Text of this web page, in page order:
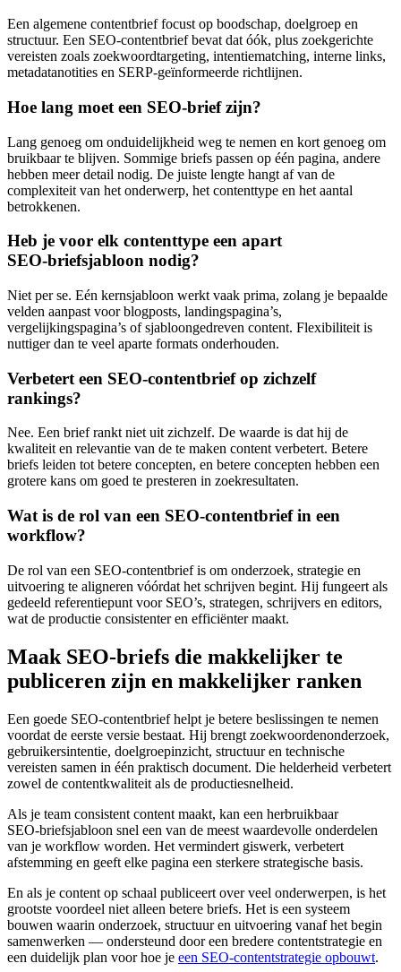
Een algemene contentbrief focust op boodschap, doelgroep en
structuur. Een SEO‑contentbrief bevat dat óók, plus zoekgerichte
vereisten zoals zoekwoordtargeting, intentiematching, interne links,
metadatanotities en SERP‑geïnformeerde richtlijnen.
Hoe lang moet een SEO‑brief zijn?
Lang genoeg om onduidelijkheid weg te nemen en kort genoeg om
bruikbaar te blijven. Sommige briefs passen op één pagina, andere
hebben meer detail nodig. De juiste lengte hangt af van de
complexiteit van het onderwerp, het contenttype en het aantal
betrokkenen.
Heb je voor elk contenttype een apart
SEO‑briefsjabloon nodig?
Niet per se. Eén kernsjabloon werkt vaak prima, zolang je bepaalde
velden aanpast voor blogposts, landingspagina’s,
vergelijkingspagina’s of sjabloongedreven content. Flexibiliteit is
nuttiger dan te veel aparte formats onderhouden.
Verbetert een SEO‑contentbrief op zichzelf
rankings?
Nee. Een brief rankt niet uit zichzelf. De waarde is dat hij de
kwaliteit en relevantie van de te maken content verbetert. Betere
briefs leiden tot betere concepten, en betere concepten hebben een
grotere kans om goed te presteren in zoekresultaten.
Wat is de rol van een SEO‑contentbrief in een
workflow?
De rol van een SEO‑contentbrief is om onderzoek, strategie en
uitvoering te aligneren vóórdat het schrijven begint. Hij fungeert als
gedeeld referentiepunt voor SEO’s, strategen, schrijvers en editors,
wat de productie consistenter en efficiënter maakt.
Maak SEO‑briefs die makkelijker te
publiceren zijn en makkelijker ranken
Een goede SEO‑contentbrief helpt je betere beslissingen te nemen
voordat de eerste versie bestaat. Hij brengt zoekwoordenonderzoek,
gebruikersintentie, doelgroepinzicht, structuur en technische
vereisten samen in één praktisch document. Die helderheid verbetert
zowel de contentkwaliteit als de productiesnelheid.
Als je team consistent content maakt, kan een herbruikbaar
SEO‑briefsjabloon snel een van de meest waardevolle onderdelen
van je workflow worden. Het vermindert giswerk, verbetert
afstemming en geeft elke pagina een sterkere strategische basis.
En als je content op schaal publiceert over veel onderwerpen, is het
grootste voordeel niet alleen betere briefs. Het is een systeem
bouwen waarin onderzoek, structuur en uitvoering vanaf het begin
samenwerken — ondersteund door een bredere contentstrategie en
een duidelijk plan voor hoe je een SEO‑contentstrategie opbouwt.